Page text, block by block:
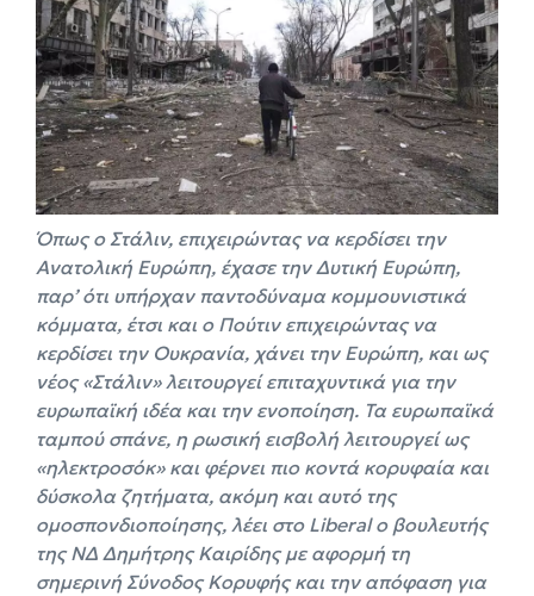
Όπως ο Στάλιν, επιχειρώντας να κερδίσει την
Ανατολική Ευρώπη, έχασε την Δυτική Ευρώπη,
παρ’ ότι υπήρχαν παντοδύναμα κομμουνιστικά
κόμματα, έτσι και ο Πούτιν επιχειρώντας να
κερδίσει την Ουκρανία, χάνει την Ευρώπη, και ως
νέος «Στάλιν» λειτουργεί επιταχυντικά για την
ευρωπαϊκή ιδέα και την ενοποίηση. Τα ευρωπαϊκά
ταμπού σπάνε, η ρωσική εισβολή λειτουργεί ως
«ηλεκτροσόκ» και φέρνει πιο κοντά κορυφαία και
δύσκολα ζητήματα, ακόμη και αυτό της
ομοσπονδιοποίησης, λέει στο Liberal o βουλευτής
της ΝΔ Δημήτρης Καιρίδης με αφορμή τη
σημερινή Σύνοδος Κορυφής και την απόφαση για